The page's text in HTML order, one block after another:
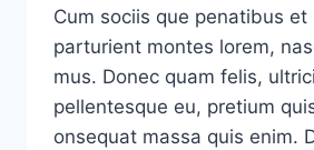
Cum sociis que penatibus et
parturient montes lorem,
mus. Donec quam felis,
pellentesque eu, pretium
onsequat massa quis enim.